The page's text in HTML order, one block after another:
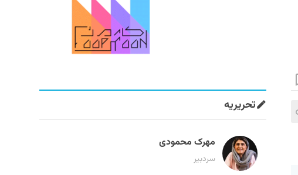
تحریریه
مهرک محمودی
سردبیر